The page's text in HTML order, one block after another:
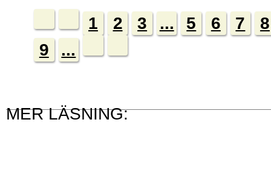
1 2 3 ... 5 6 7
8
9
...